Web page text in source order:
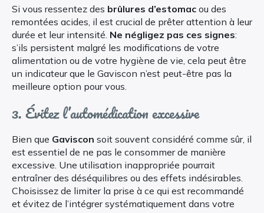
Si vous ressentez des brûlures d’estomac ou des
remontées acides, il est crucial de prêter attention à leur
durée et leur intensité. Ne négligez pas ces signes:
s’ils persistent malgré les modifications de votre
alimentation ou de votre hygiène de vie, cela peut être
un indicateur que le Gaviscon n’est peut-être pas la
meilleure option pour vous.
3. Évitez l’automédication excessive
Bien que Gaviscon soit souvent considéré comme sûr, il
est essentiel de ne pas le consommer de manière
excessive. Une utilisation inappropriée pourrait
entraîner des déséquilibres ou des effets indésirables.
Choisissez de limiter la prise à ce qui est recommandé
et évitez de l’intégrer systématiquement dans votre